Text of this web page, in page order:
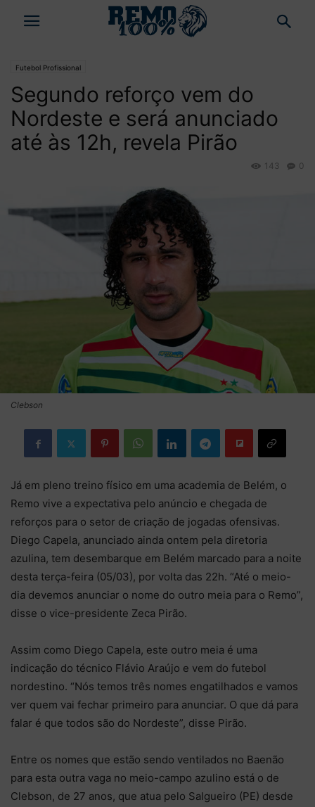
Futebol Profissional
Segundo reforço vem do
Nordeste e será anunciado
até às 12h, revela Pirão
0
143
Clebson
Já em pleno treino físico em uma academia de Belém, o
Remo vive a expectativa pelo anúncio e chegada de
reforços para o setor de criação de jogadas ofensivas.
Diego Capela, anunciado ainda ontem pela diretoria
azulina, tem desembarque em Belém marcado para a noite
desta terça-feira (05/03), por volta das 22h. “Até o meio-
dia devemos anunciar o nome do outro meia para o Remo”,
disse o vice-presidente Zeca Pirão.
Assim como Diego Capela, este outro meia é uma
indicação do técnico Flávio Araújo e vem do futebol
nordestino. “Nós temos três nomes engatilhados e vamos
ver quem vai fechar primeiro para anunciar. O que dá para
falar é que todos são do Nordeste”, disse Pirão.
Entre os nomes que estão sendo ventilados no Baenão
para esta outra vaga no meio-campo azulino está o de
Clebson, de 27 anos, que atua pelo Salgueiro (PE) desde